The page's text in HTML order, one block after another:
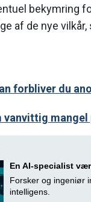
bekymring
af de nye vilkår,
forbliver du
vanvittig
En AI-specialist
Forsker og ingeniør
intelligens.